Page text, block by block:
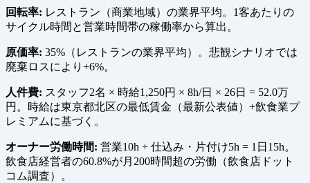
回転率: レストラン（商業地域）の業界平均。1客あたりの
サイクル時間と営業時間帯の稼働率から算出。
原価率: 35%（レストランの業界平均）。悲観シナリオでは
廃棄ロスにより+6%。
人件費: スタッフ2名 × 時給1,250円 × 8h/日 × 26日 = 52.0万
円。時給は東京都北区の最低賃金（最新公表値）+飲食業プ
レミアムに基づく。
オーナー労働時間: 営業10h + 仕込み・片付け5h = 1日15h。
飲食店経営者の60.8%が月200時間超の労働（飲食店ドット
コム調査）。